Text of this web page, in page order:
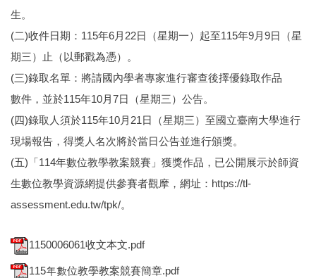
生。
(二)收件日期：115年6月22日（星期一）起至115年9月9日（星
期三）止（以郵戳為憑）。
(三)錄取名單：將請國內學者專家進行審查後擇優錄取作品
數件，並於115年10月7日（星期三）公告。
(四)錄取人須於115年10月21日（星期三）至國立臺南大學進行
現場報告，得獎人名次將於當日公告並進行頒獎。
(五)「114年數位教學教案競賽」獲獎作品，已公開展示於師資
生數位教學資源網提供參賽者觀摩，網址：https://tl-
assessment.edu.tw/tpk/。
1150006061收文本文.pdf
115年數位教學教案競賽簡章.pdf